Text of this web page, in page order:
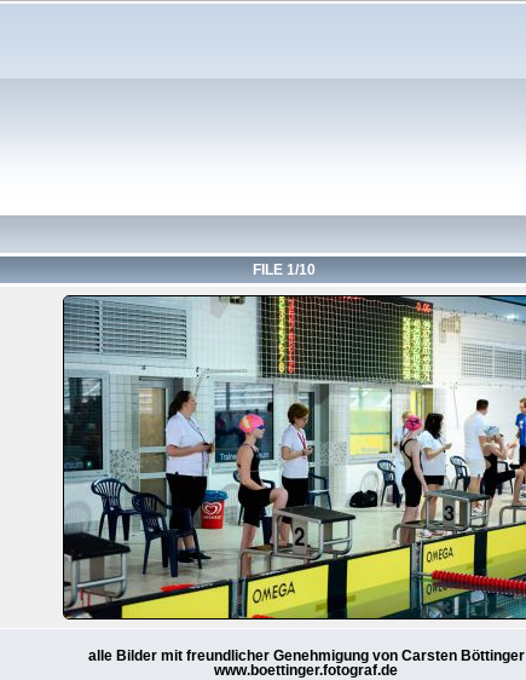
FILE 1/10
alle Bilder mit freundlicher Genehmigung von Carsten Böttinger
www.boettinger.fotograf.de